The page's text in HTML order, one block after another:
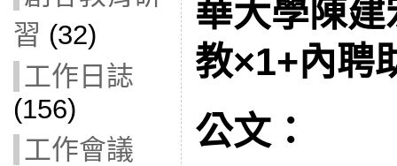
習 (32)
工作日誌
(156)
工作會議
華大學陳
教×1+內聘
公文：